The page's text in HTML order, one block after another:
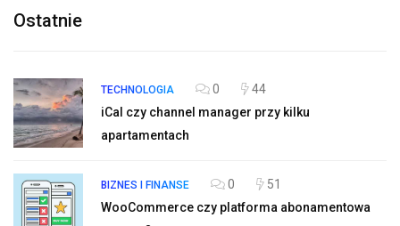
Ostatnie
TECHNOLOGIA 0
44
iCal czy channel manager przy kilku
apartamentach
BIZNES I FINANSE 0
51
WooCommerce czy platforma abonamentowa